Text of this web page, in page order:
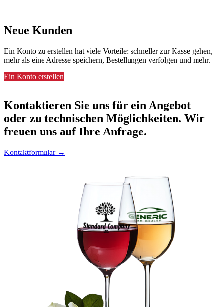
Neue Kunden
Ein Konto zu erstellen hat viele Vorteile: schneller zur Kasse gehen,
mehr als eine Adresse speichern, Bestellungen verfolgen und mehr.
Ein Konto erstellen
Kontaktieren Sie uns für ein Angebot
oder zu technischen Möglichkeiten. Wir
freuen uns auf Ihre Anfrage.
Kontaktformular →